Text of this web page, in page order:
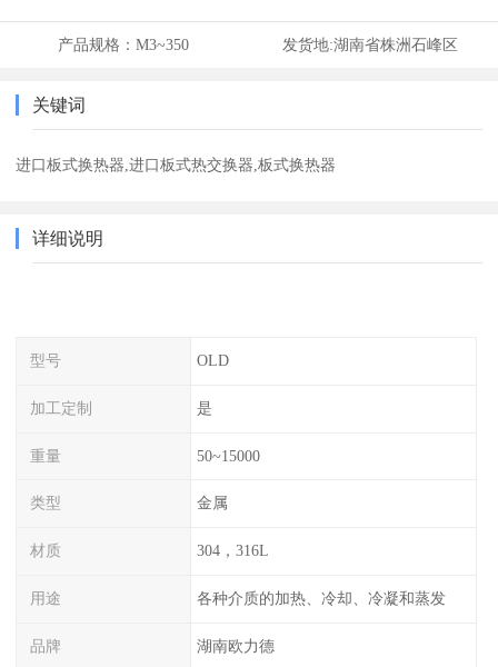
产品规格： M3~350 发货地:湖南省株洲石峰区
关键词
进口板式换热器,进口板式热交换器,板式换热器
详细说明
型号 OLD
加工定制 是
重量 50~15000
类型 金属
材质 304，316L
用途 各种介质的加热、冷却、冷凝和蒸发
品牌 湖南欧力德